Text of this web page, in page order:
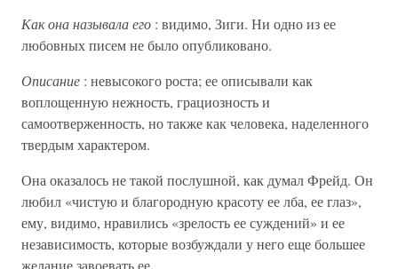
Как она называла его : видимо, Зиги. Ни одно из ее
любовных писем не было опубликовано.
Описание : невысокого роста; ее описывали как
воплощенную нежность, грациозность и
самоотверженность, но также как человека, наделенного
твердым характером.
Она оказалось не такой послушной, как думал Фрейд. Он
любил «чистую и благородную красоту ее лба, ее глаз»,
ему, видимо, нравились «зрелость ее суждений» и ее
независимость, которые возбуждали у него еще большее
желание завоевать ее.